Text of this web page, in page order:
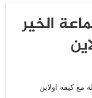
الخير